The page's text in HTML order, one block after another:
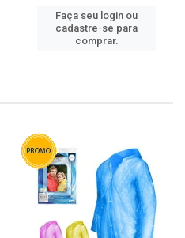
Faça seu login ou
cadastre-se para
comprar.